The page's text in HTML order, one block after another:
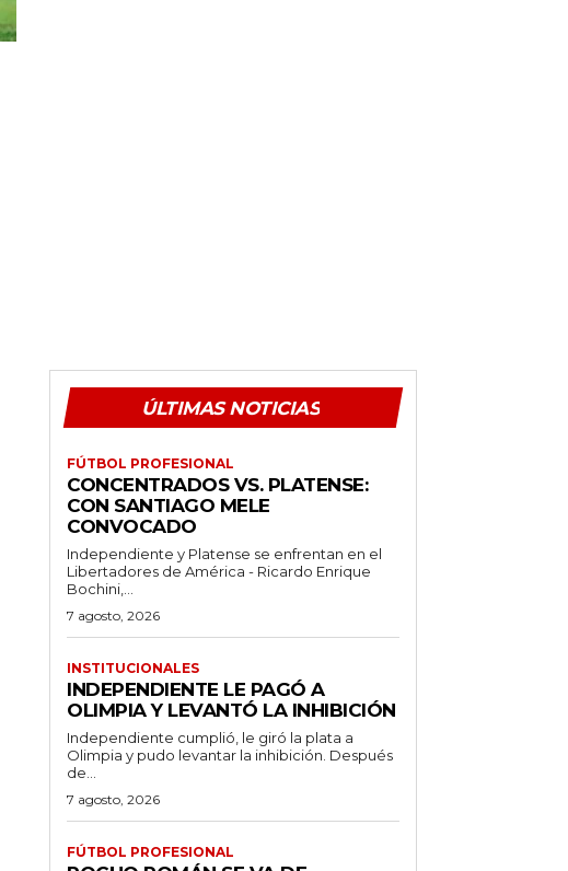
ÚLTIMAS NOTICIAS
FÚTBOL PROFESIONAL
CONCENTRADOS VS. PLATENSE:
CON SANTIAGO MELE
CONVOCADO
Independiente y Platense se enfrentan en el
Libertadores de América - Ricardo Enrique
Bochini,...
7 agosto, 2026
INSTITUCIONALES
INDEPENDIENTE LE PAGÓ A
OLIMPIA Y LEVANTÓ LA INHIBICIÓN
Independiente cumplió, le giró la plata a
Olimpia y pudo levantar la inhibición. Después
de...
7 agosto, 2026
FÚTBOL PROFESIONAL